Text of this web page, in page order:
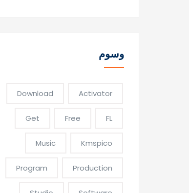
وسوم
Activator
Download
FL
Free
Get
Kmspico
Music
Production
Program